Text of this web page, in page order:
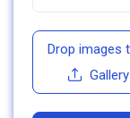
Drop images